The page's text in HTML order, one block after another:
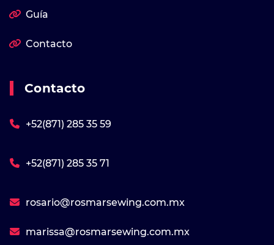
Guía
Contacto
Contacto
+52(871) 285 35 59
+52(871) 285 35 71
rosario@rosmarsewing.com.mx
marissa@rosmarsewing.com.mx